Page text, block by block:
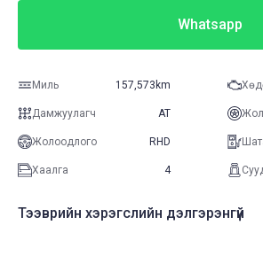
Whatsapp
Миль 157,573km
Дамжуулагч AT
Жолоодлого RHD
Хаалга 4
Тээврийн хэрэгслийн дэлгэрэнгүй